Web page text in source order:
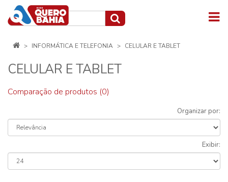
INFORMÁTICA E TELEFONIA CELULAR E TABLET
CELULAR E TABLET
Comparação de produtos (0)
Organizar por:
Exibir: